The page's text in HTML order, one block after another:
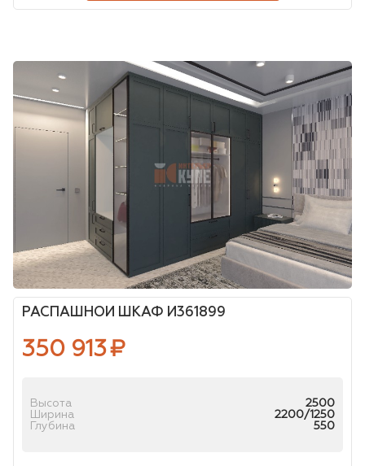
РАСПАШНОЙ ШКАФ И361899
350 913₽
Высота
2500
Ширина
2200/1250
Глубина
550